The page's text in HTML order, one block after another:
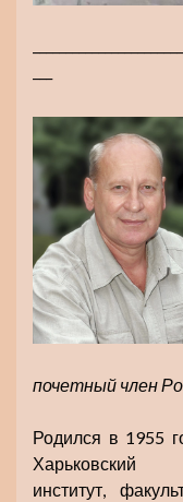
почетный член
Родился в 1955
Харьковский
институт,